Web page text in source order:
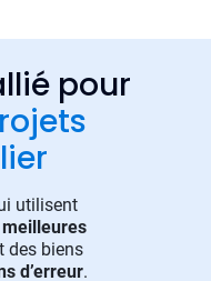
pour
utilisent
meilleures
des biens
d’erreur.